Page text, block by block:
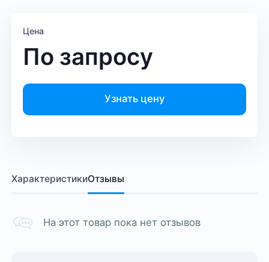
Цена
По запросу
Узнать цену
ХарактеристикиОтзывы
На этот товар пока нет отзывов